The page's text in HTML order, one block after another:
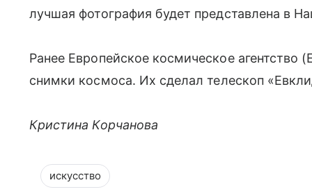
лучшая фотография будет представлена в
Ранее Европейское космическое агентство
снимки космоса. Их сделал телескоп
Кристина Корчанова
искусство